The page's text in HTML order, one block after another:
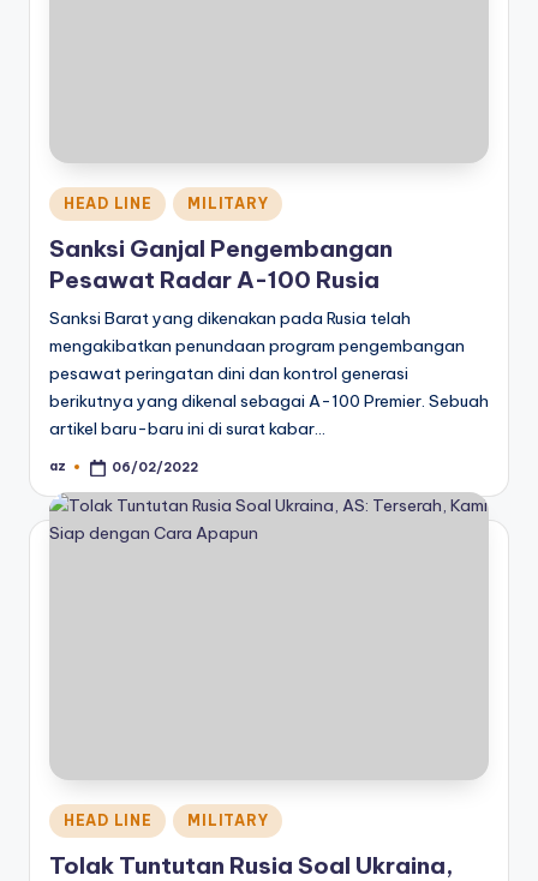
Posted
in
HEAD LINE MILITARY
Sanksi Ganjal Pengembangan
Pesawat Radar A-100 Rusia
Sanksi Barat yang dikenakan pada Rusia telah
mengakibatkan penundaan program pengembangan
pesawat peringatan dini dan kontrol generasi
berikutnya yang dikenal sebagai A-100 Premier. Sebuah
artikel baru-baru ini di surat kabar…
Posted
az 06/02/2022
Posted
in
HEAD LINE MILITARY
Tolak Tuntutan Rusia Soal Ukraina,